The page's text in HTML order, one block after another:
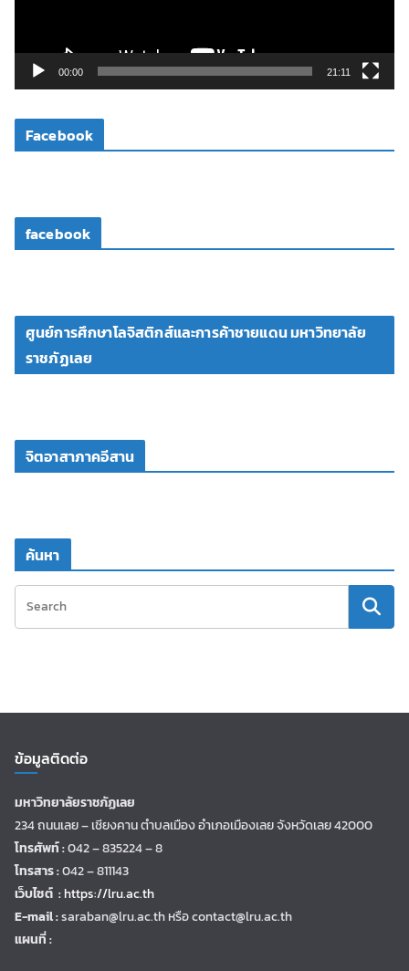
ดี
โ
00:00 21:11
Facebook
facebook
ศูนย์การศึกษาโลจิสติกส์และการค้าชายแดน มหาวิทยาลัย
ราชภัฏเลย
จิตอาสาภาคอีสาน
ค้นหา
ข้อมูลติดต่อ
มหาวิทยาลัยราชภัฏเลย
234 ถนนเลย – เชียงคาน ตำบลเมือง อำเภอเมืองเลย จังหวัดเลย 42000
โทรศัพท์ :042 – 835224 – 8
โทรสาร :042 – 811143
เว็บไซต์ :https://lru.ac.th
E-mail :saraban@lru.ac.thหรือ contact@lru.ac.th
แผนที่ :